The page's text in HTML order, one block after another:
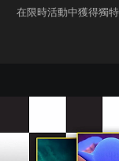
在限時活動中獲得獨